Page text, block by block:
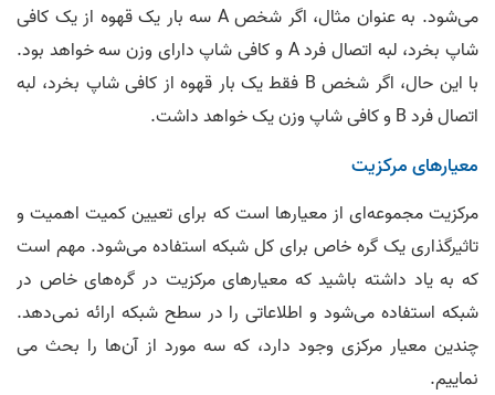
می‌شود. به عنوان مثال، اگر شخص A سه بار یک قهوه از یک کافی
شاپ بخرد، لبه اتصال فرد A و کافی شاپ دارای وزن سه خواهد بود.
با این حال، اگر شخص B فقط یک بار قهوه از کافی شاپ بخرد، لبه
اتصال فرد B و کافی شاپ وزن یک خواهد داشت.
معیارهای مرکزیت
مرکزیت مجموعه‌ای از معیارها است که برای تعیین کمیت اهمیت و
تاثیرگذاری یک گره خاص برای کل شبکه استفاده می‌شود. مهم است
که به یاد داشته باشید که معیارهای مرکزیت در گره‌های خاص در
شبکه استفاده می‌شود و اطلاعاتی را در سطح شبکه ارائه نمی‌دهد.
چندین معیار مرکزی وجود دارد، که سه مورد از آن‌ها را بحث می
نماییم.